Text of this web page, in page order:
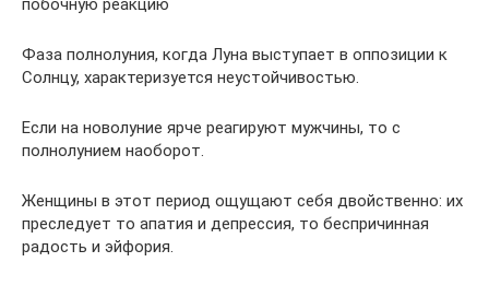
побочную реакцию
Фаза полнолуния, когда Луна выступает в оппозиции к
Солнцу, характеризуется неустойчивостью.
Если на новолуние ярче реагируют мужчины, то с
полнолунием наоборот.
Женщины в этот период ощущают себя двойственно: их
преследует то апатия и депрессия, то беспричинная
радость и эйфория.